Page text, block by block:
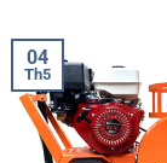
04
Th5